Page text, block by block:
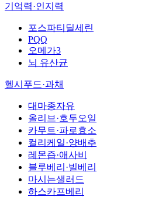
기억력·인지력
포스파티딜세린
PQQ
오메가3
뇌 유산균
헬시푸드·과채
대마종자유
올리브·호두오일
카무트·파로효소
컬리케일·양배추
레몬즙·애사비
블루베리·빌베리
마시는샐러드
하스카프베리